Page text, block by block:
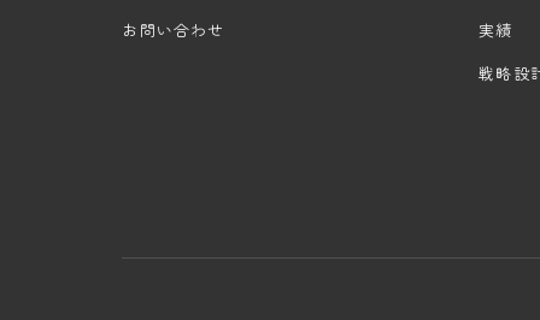
お問い合わせ
実績
戦略設